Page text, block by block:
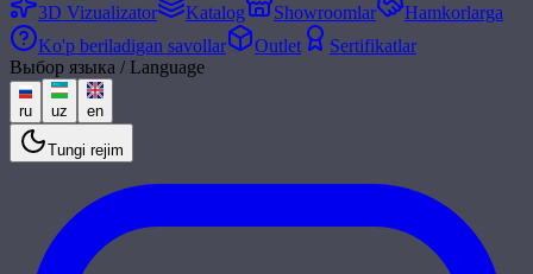
3D Vizualizator
Katalog Showroomlar
Hamkorlarga
Ko'p beriladigan savollar
Outlet
Sertifikatlar
Выбор языка / Language
ru uz en
Tungi rejim